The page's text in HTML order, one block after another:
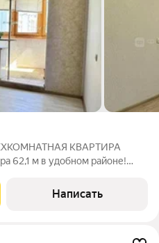
КВАРТИРА
62,1 м в удобном районе!
Инфраструктура:
Написать